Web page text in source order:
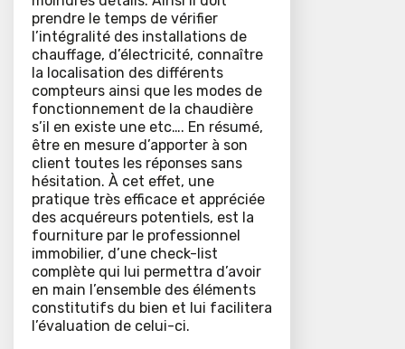
prendre le temps de vérifier
l’intégralité des installations de
chauffage, d’électricité, connaître
la localisation des différents
compteurs ainsi que les modes de
fonctionnement de la chaudière
s’il en existe une etc…. En résumé,
être en mesure d’apporter à son
client toutes les réponses sans
hésitation. À cet effet, une
pratique très efficace et appréciée
des acquéreurs potentiels, est la
fourniture par le professionnel
immobilier, d’une check-list
complète qui lui permettra d’avoir
en main l’ensemble des éléments
constitutifs du bien et lui facilitera
l’évaluation de celui-ci.